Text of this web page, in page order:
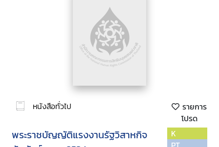
หนังสือทั่วไป
รายการ
โปรด
พระราชบัญญัติแรงงานรัฐวิสาหกิจ
K